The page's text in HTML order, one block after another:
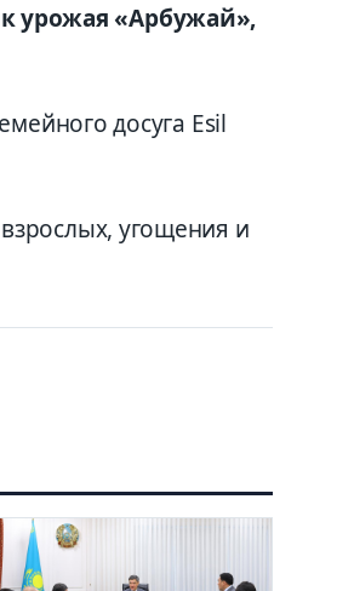
урожая «Арбужай»,
досуга Esil
угощения и